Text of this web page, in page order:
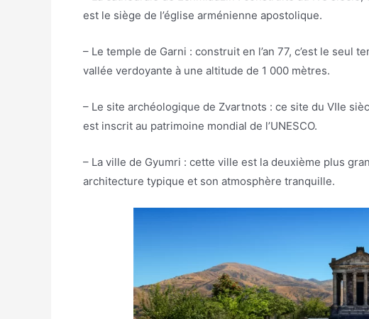
est le siège de l’église arménienne apostolique.
– Le temple de Garni : construit en l’an 77, c’est le seul
vallée verdoyante à une altitude de 1 000 mètres.
– Le site archéologique de Zvartnots : ce site du VIIe
est inscrit au patrimoine mondial de l’UNESCO.
– La ville de Gyumri : cette ville est la deuxième plus
architecture typique et son atmosphère tranquille.